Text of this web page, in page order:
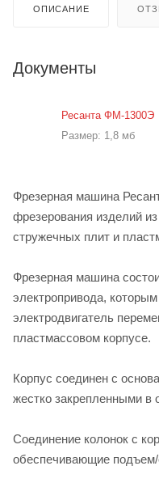
ОПИСАНИЕ
Документы
Ресанта ФМ-1300Э
Размер: 1,8 мб
Фрезерная машина
фрезерования изделий
стружечных плит и
Фрезерная машина
электропривода,
электродвигатель
пластмассовом корпусе.
Корпус соединен с
жестко закрепленными в
Соединение колонок с
обеспечивающие